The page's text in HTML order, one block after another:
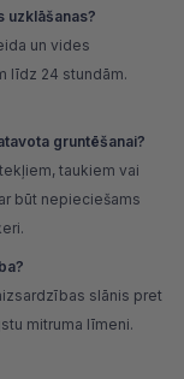
uzklāšanas?
un vides
līdz 24 stundām.
gruntēšanai?
taukiem vai
būt nepieciešams
slānis pret
mitruma līmeni.